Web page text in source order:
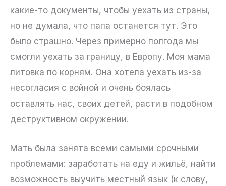
какие-то документы, чтобы уехать из страны,
но не думала, что папа останется тут. Это
было страшно. Через примерно полгода мы
смогли уехать за границу, в Европу. Моя мама
литовка по корням. Она хотела уехать из-за
несогласия с войной и очень боялась
оставлять нас, своих детей, расти в подобном
деструктивном окружении.
Мать была занята всеми самыми срочными
проблемами: заработать на еду и жильё, найти
возможность выучить местный язык (к слову,